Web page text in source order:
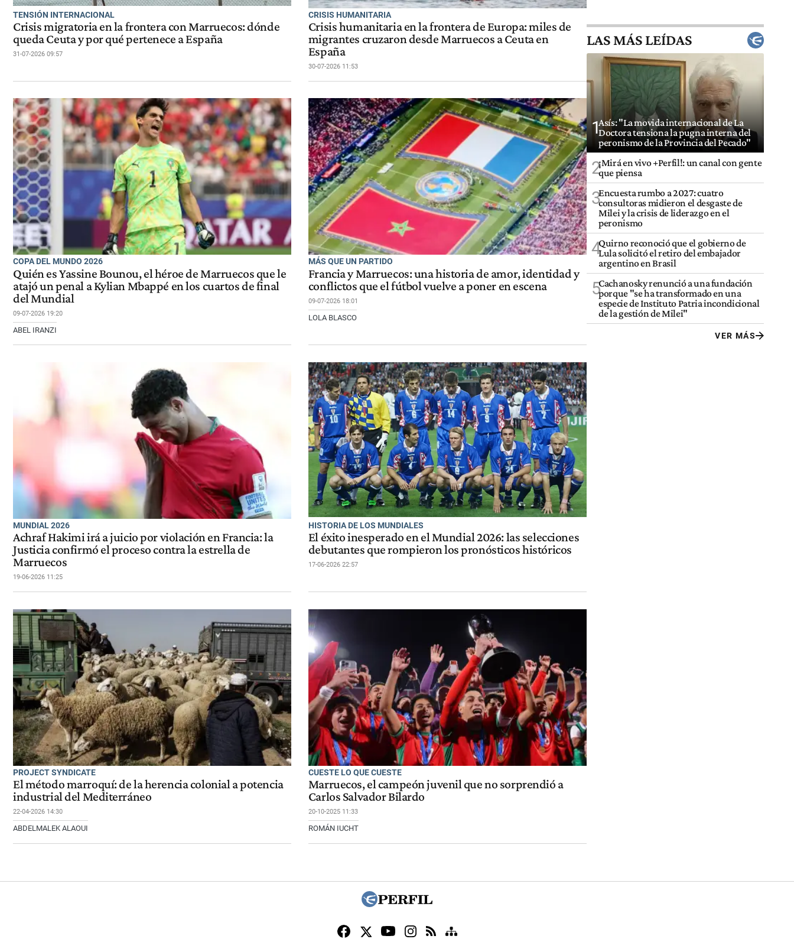
TENSIÓN INTERNACIONAL
Crisis migratoria en la frontera con Marruecos: dónde
queda Ceuta y por qué pertenece a España
31-07-2026 09:57
CRISIS HUMANITARIA
Crisis humanitaria en la frontera de Europa: miles de
migrantes cruzaron desde Marruecos a Ceuta en
España
30-07-2026 11:53
COPA DEL MUNDO 2026
Quién es Yassine Bounou, el héroe de Marruecos que le
atajó un penal a Kylian Mbappé en los cuartos de final
del Mundial
09-07-2026 19:20
ABEL IRANZI
MÁS QUE UN PARTIDO
Francia y Marruecos: una historia de amor, identidad y
conflictos que el fútbol vuelve a poner en escena
09-07-2026 18:01
LOLA BLASCO
MUNDIAL 2026
Achraf Hakimi irá a juicio por violación en Francia: la
Justicia confirmó el proceso contra la estrella de
Marruecos
19-06-2026 11:25
HISTORIA DE LOS MUNDIALES
El éxito inesperado en el Mundial 2026: las selecciones
debutantes que rompieron los pronósticos históricos
17-06-2026 22:57
PROJECT SYNDICATE
El método marroquí: de la herencia colonial a potencia
industrial del Mediterráneo
22-04-2026 14:30
ABDELMALEK ALAOUI
CUESTE LO QUE CUESTE
Marruecos, el campeón juvenil que no sorprendió a
Carlos Salvador Bilardo
20-10-2025 11:33
ROMÁN IUCHT
LAS MÁS LEÍDAS
1Asís: "La movida internacional de La
Doctora tensiona la pugna interna del
peronismo de la Provincia del Pecado"
2¡Mirá en vivo +Perfil!: un canal con gente
que piensa
3Encuesta rumbo a 2027: cuatro
consultoras midieron el desgaste de
Milei y la crisis de liderazgo en el
peronismo
4Quirno reconoció que el gobierno de
Lula solicitó el retiro del embajador
argentino en Brasil
5Cachanosky renunció a una fundación
porque "se ha transformado en una
especie de Instituto Patria incondicional
de la gestión de Milei"
VER MÁS